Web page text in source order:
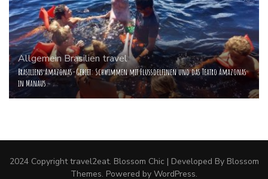
Allgemein Brasilien travel
Brasiliens Amazonas-Gebiet: Schwimmen mit Flussdelfinen und das Teatro Amazonas
in Manaus
2024 Copyrighttravel2eat. Blossom Chic | Developed By Blossom
Themes. Powered by WordPress.